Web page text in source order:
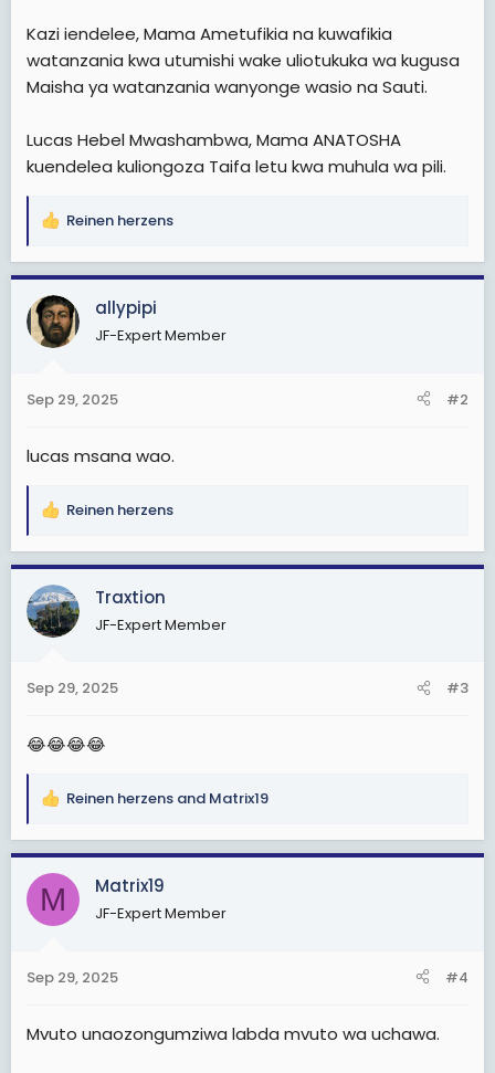
Kazi iendelee, Mama Ametufikia na kuwafikia
watanzania kwa utumishi wake uliotukuka wa kugusa
Maisha ya watanzania wanyonge wasio na Sauti.
Lucas Hebel Mwashambwa, Mama ANATOSHA
kuendelea kuliongoza Taifa letu kwa muhula wa pili.
R
a
c
t
i
s
Reinen herzens
allypipi
JF-Expert Member
Sep 29, 2025 #2
lucas msana wao.
R
a
c
t
i
s
Reinen herzens
Traxtion
JF-Expert Member
Sep 29, 2025 #3
😂😂😂😂
R
a
c
t
i
s
Reinen herzens and Matrix19
M Matrix19
JF-Expert Member
Sep 29, 2025 #4
Mvuto unaozongumziwa labda mvuto wa uchawa.